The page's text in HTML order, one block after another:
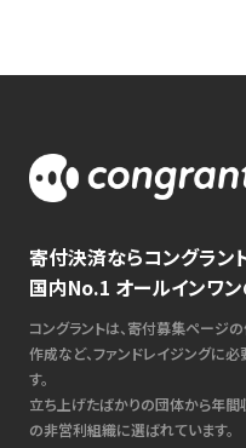
寄付決済ならコングラン
国内No.1 オールインワ
コングラントは、寄付募集ページ
作成など、ファンドレイジングに
す。
立ち上げたばかりの団体から年
の非営利組織に選ばれています。